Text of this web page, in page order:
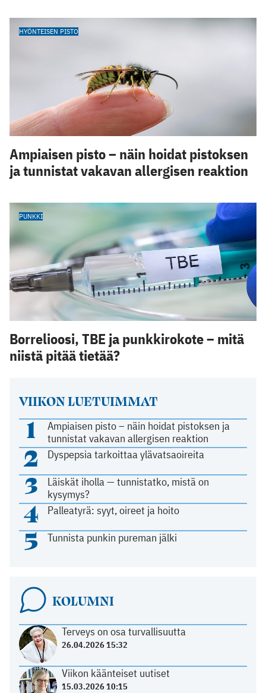
VIIKON LUETUIMMAT
1
Ampiaisen pisto – näin hoidat pistoksen ja
tunnistat vakavan allergisen reaktion
2 Dyspepsia tarkoittaa ylävatsaoireita
3
Läiskät iholla — tunnistatko, mistä on
kysymys?
4 Palleatyrä: syyt, oireet ja hoito
5 Tunnista punkin pureman jälki
KOLUMNI
Terveys on osa turvallisuutta
26.04.2026 15:32
Viikon käänteiset uutiset
15.03.2026 10:15
HYÖNTEISEN PISTO
Ampiaisen pisto – näin hoidat pistoksen
ja tunnistat vakavan allergisen reaktion
PUNKKI
Borrelioosi, TBE ja punkkirokote – mitä
niistä pitää tietää?